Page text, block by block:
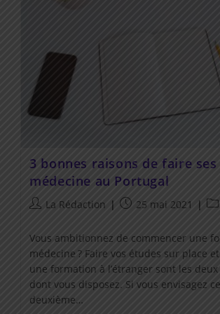
3 bonnes raisons de faire
médecine au Portugal
Auteur/autrice
la
publication :
La Rédaction
Post25 mai 2021
Vous ambitionnez de commencer une
médecine ? Faire vos études sur place
une formation à l’étranger sont les
dont vous disposez. Si vous envisagez
deuxième…